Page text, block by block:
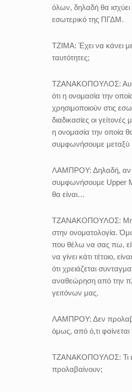
όλων, δηλαδή θα ισχύει
εσωτερικό της ΠΓΔΜ.
ΤΖΙΜΑ: Έχει να κάνει
ταυτότητες;
ΤΖΑΝΑΚΟΠΟΥΛΟΣ:
ότι η ονομασία την
χρησιμοποιούν στις
διαδικασίες οι γείτονές
η ονομασία την οποία
συμφωνήσουμε μεταξύ
ΛΑΜΠΡΟΥ: Δηλαδή, αν
συμφωνήσουμε Upper
θα είναι…
ΤΖΑΝΑΚΟΠΟΥΛΟΣ:
στην ονοματολογία.
που θέλω να σας πω,
να γίνει κάτι τέτοιο,
ότι χρειάζεται
αναθεώρηση από την
γειτόνων μας.
ΛΑΜΠΡΟΥ: Δεν
όμως, από ό,τι
ΤΖΑΝΑΚΟΠΟΥΛΟΣ: Τι
προλαβαίνουν;